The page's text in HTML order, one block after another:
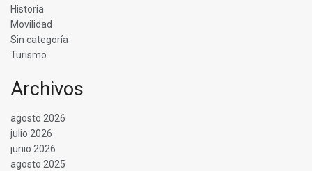
Historia
Movilidad
Sin categoría
Turismo
Archivos
agosto 2026
julio 2026
junio 2026
agosto 2025